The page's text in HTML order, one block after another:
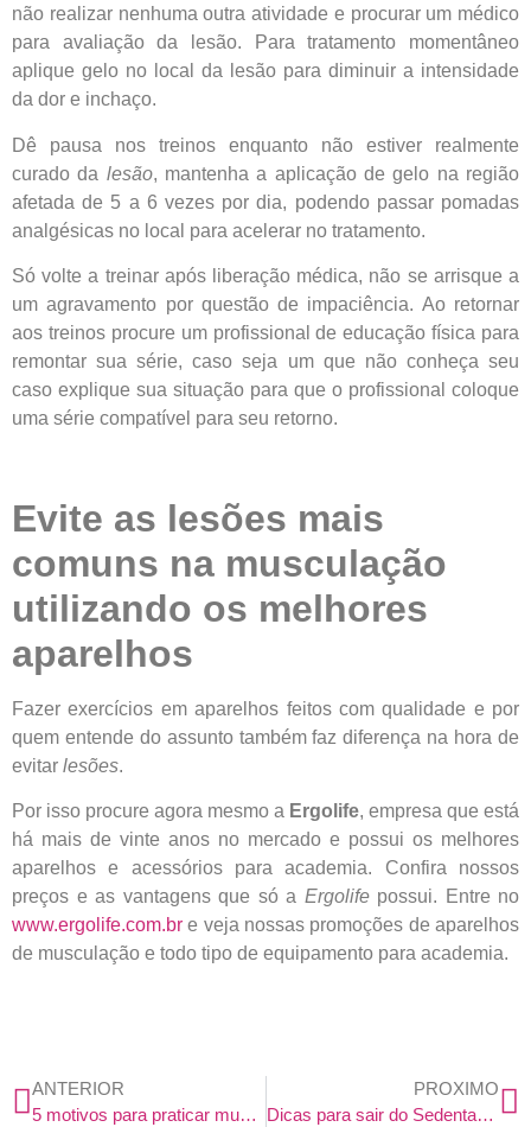
não realizar nenhuma outra atividade e procurar um médico
para avaliação da lesão. Para tratamento momentâneo
aplique gelo no local da lesão para diminuir a intensidade
da dor e inchaço.
Dê pausa nos treinos enquanto não estiver realmente
curado da lesão, mantenha a aplicação de gelo na região
afetada de 5 a 6 vezes por dia, podendo passar pomadas
analgésicas no local para acelerar no tratamento.
Só volte a treinar após liberação médica, não se arrisque a
um agravamento por questão de impaciência. Ao retornar
aos treinos procure um profissional de educação física para
remontar sua série, caso seja um que não conheça seu
caso explique sua situação para que o profissional coloque
uma série compatível para seu retorno.
Evite as lesões mais
comuns na musculação
utilizando os melhores
aparelhos
Fazer exercícios em aparelhos feitos com qualidade e por
quem entende do assunto também faz diferença na hora de
evitar lesões.
Por isso procure agora mesmo a Ergolife, empresa que está
há mais de vinte anos no mercado e possui os melhores
aparelhos e acessórios para academia. Confira nossos
preços e as vantagens que só a Ergolifepossui. Entre no
www.ergolife.com.br e veja nossas promoções de aparelhos
de musculação e todo tipo de equipamento para academia.
ANTERIOR
5 motivos para praticar musculação
PROXIMO
Dicas para sair do Sedentarismo